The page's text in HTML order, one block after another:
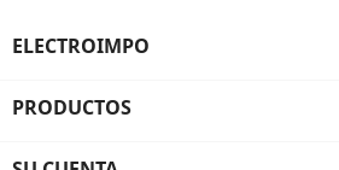
ELECTROIMPO
PRODUCTOS